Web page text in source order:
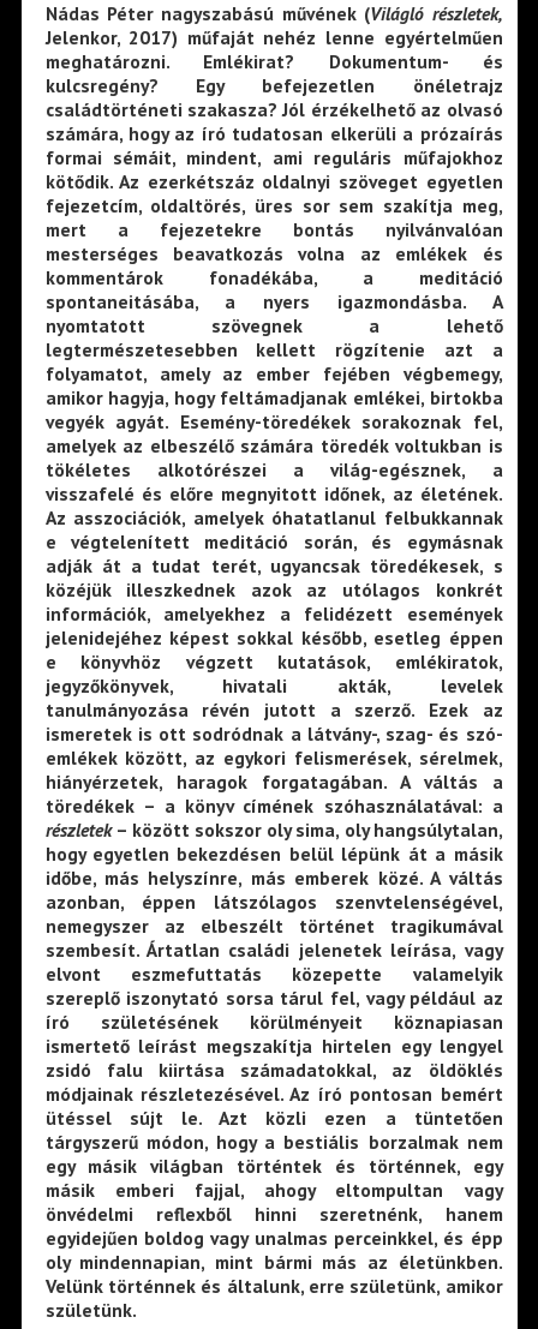
Nádas Péter nagyszabású művének (Világló részletek,
Jelenkor, 2017) műfaját nehéz lenne egyértelműen
meghatározni. Emlékirat? Dokumentum- és
kulcsregény? Egy befejezetlen önéletrajz
családtörténeti szakasza? Jól érzékelhető az olvasó
számára, hogy az író tudatosan elkerüli a prózaírás
formai sémáit, mindent, ami reguláris műfajokhoz
kötődik. Az ezerkétszáz oldalnyi szöveget egyetlen
fejezetcím, oldaltörés, üres sor sem szakítja meg,
mert a fejezetekre bontás nyilvánvalóan
mesterséges beavatkozás volna az emlékek és
kommentárok fonadékába, a meditáció
spontaneitásába, a nyers igazmondásba. A
nyomtatott szövegnek a lehető
legtermészetesebben kellett rögzítenie azt a
folyamatot, amely az ember fejében végbemegy,
amikor hagyja, hogy feltámadjanak emlékei, birtokba
vegyék agyát. Esemény-töredékek sorakoznak fel,
amelyek az elbeszélő számára töredék voltukban is
tökéletes alkotórészei a világ-egésznek, a
visszafelé és előre megnyitott időnek, az életének.
Az asszociációk, amelyek óhatatlanul felbukkannak
e végtelenített meditáció során, és egymásnak
adják át a tudat terét, ugyancsak töredékesek, s
közéjük illeszkednek azok az utólagos konkrét
információk, amelyekhez a felidézett események
jelenidejéhez képest sokkal később, esetleg éppen
e könyvhöz végzett kutatások, emlékiratok,
jegyzőkönyvek, hivatali akták, levelek
tanulmányozása révén jutott a szerző. Ezek az
ismeretek is ott sodródnak a látvány-, szag- és szó-
emlékek között, az egykori felismerések, sérelmek,
hiányérzetek, haragok forgatagában. A váltás a
töredékek – a könyv címének szóhasználatával: a
részletek– között sokszor oly sima, oly hangsúlytalan,
hogy egyetlen bekezdésen belül lépünk át a másik
időbe, más helyszínre, más emberek közé. A váltás
azonban, éppen látszólagos szenvtelenségével,
nemegyszer az elbeszélt történet tragikumával
szembesít. Ártatlan családi jelenetek leírása, vagy
elvont eszmefuttatás közepette valamelyik
szereplő iszonytató sorsa tárul fel, vagy például az
író születésének körülményeit köznapiasan
ismertető leírást megszakítja hirtelen egy lengyel
zsidó falu kiirtása számadatokkal, az öldöklés
módjainak részletezésével. Az író pontosan bemért
ütéssel sújt le. Azt közli ezen a tüntetően
tárgyszerű módon, hogy a bestiális borzalmak nem
egy másik világban történtek és történnek, egy
másik emberi fajjal, ahogy eltompultan vagy
önvédelmi reflexből hinni szeretnénk, hanem
egyidejűen boldog vagy unalmas perceinkkel, és épp
oly mindennapian, mint bármi más az életünkben.
Velünk történnek és általunk, erre születünk, amikor
születünk.